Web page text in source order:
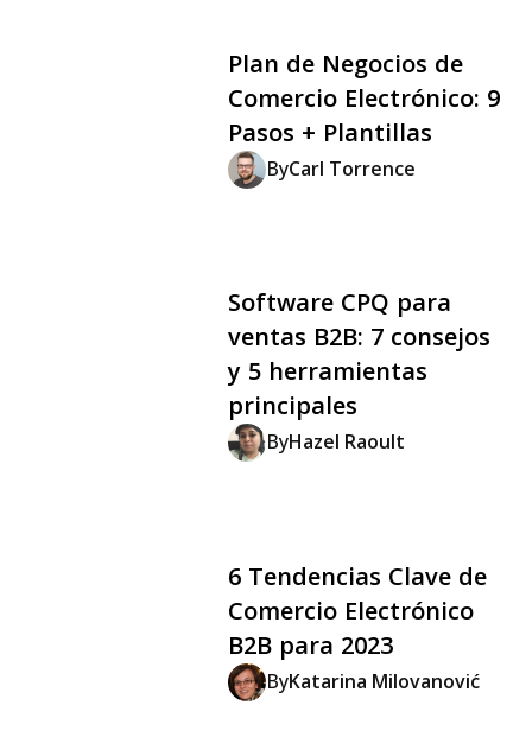
Plan de Negocios de
Comercio Electrónico: 9
Pasos + Plantillas
ByCarl Torrence
Software CPQ para
ventas B2B: 7 consejos
y 5 herramientas
principales
ByHazel Raoult
6 Tendencias Clave de
Comercio Electrónico
B2B para 2023
ByKatarina Milovanović